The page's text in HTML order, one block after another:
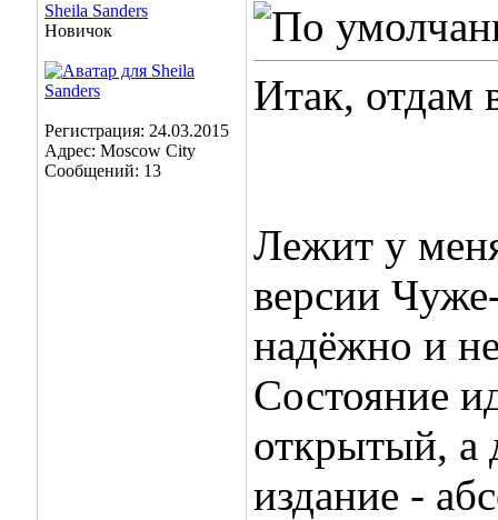
Sheila Sanders
Новичок
Регистрация: 24.03.2015
Адрес: Moscow City
Сообщений: 13
Итак, отдам
Лежит у
версии
надёжно и
Состояние
открытый, а
издание -